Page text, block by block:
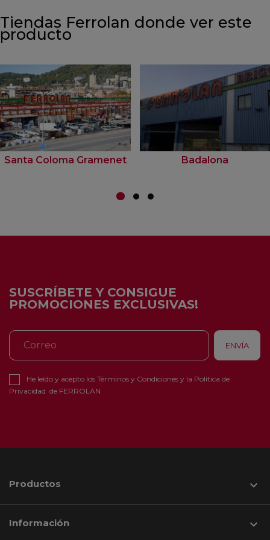
Tiendas Ferrolan donde ver este
producto
Santa Coloma Gramenet Badalona
SUSCRÍBETE Y CONSIGUE
PROMOCIONES EXCLUSIVAS!
He leído y acepto los Términos y Condiciones y la Política de
Privacidad de FERROLAN
Productos 
Información 